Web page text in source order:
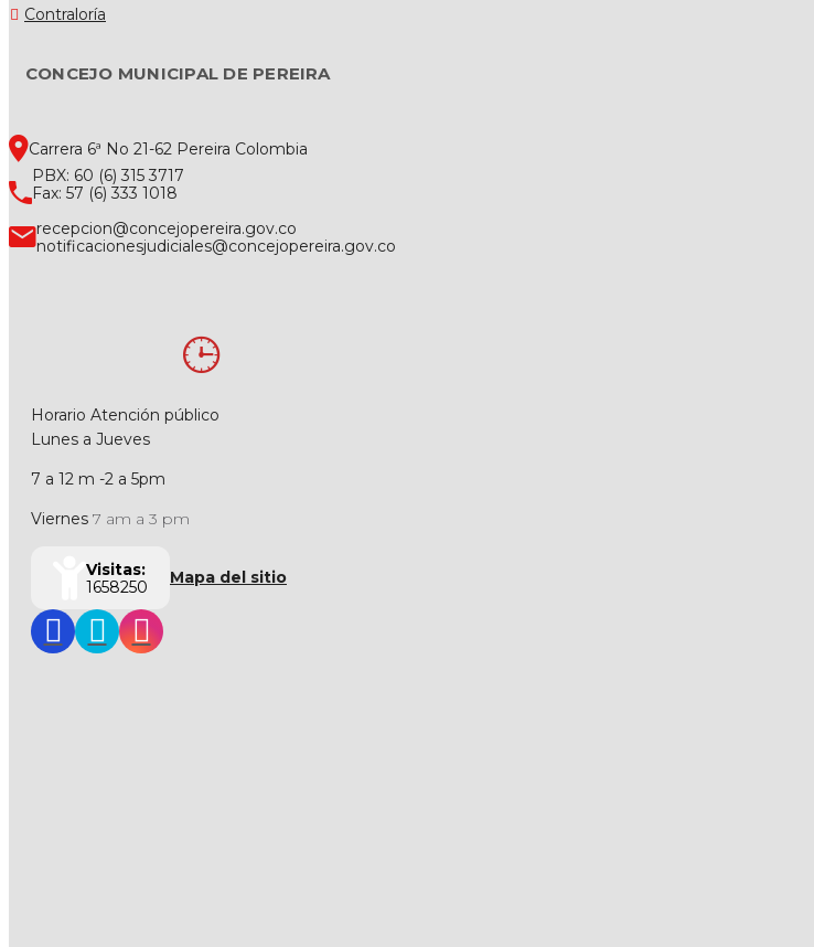
Contraloría
CONCEJO MUNICIPAL DE PEREIRA
Carrera 6ª No 21-62 Pereira Colombia
PBX: 60 (6) 315 3717
Fax: 57 (6) 333 1018
recepcion@concejopereira.gov.co
notificacionesjudiciales@concejopereira.gov.co
Horario Atención público
Lunes a Jueves
7 a 12 m -2 a 5pm
Viernes 7 am a 3 pm
Visitas:
1658250
Mapa del sitio